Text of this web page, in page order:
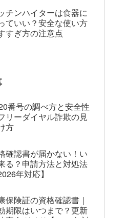
チンハイターは食器に
ていい？安全な使い方
すぎ方の注意点
番号の調べ方と安全性
リーダイヤル詐欺の見
方
確認書が届かない！い
る？申請方法と対処法
年対応】
保険証の資格確認書｜
期限はいつまで？更新